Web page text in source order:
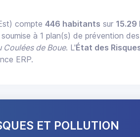
compte446 habitants sur 15.29
à 1 plan(s) de prévention
de Boue. L'État des
ERP.
ET POLLUTION